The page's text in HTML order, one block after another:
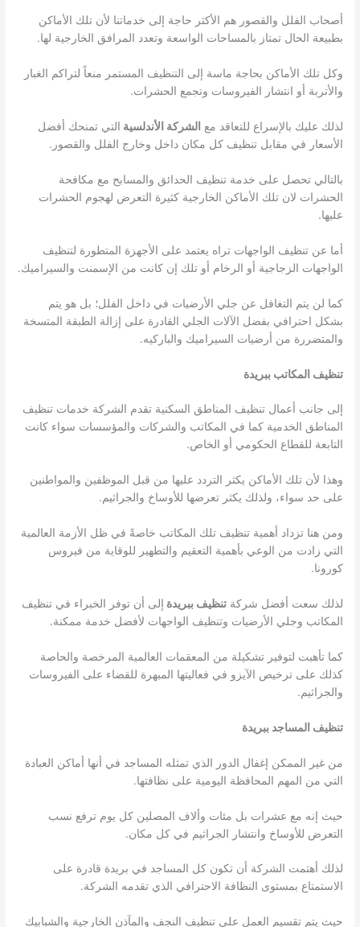
أصحاب الفلل والقصور هم الأكثر حاجة إلى خدماتنا لأن تلك الأماكن
بطبيعة الحال تمتاز بالمساحات الواسعة وتعدد المرافق الخارجية لها.
وكل تلك الأماكن بحاجة ماسة إلى التنظيف المستمر منعاً لتراكم الغبار
والأتربة أو انتشار الفيروسات وتجمع الحشرات.
لذلك عليك بالإسراع للتعاقد مع الشركة الأندلسية التي تمنحك أفضل
الأسعار في مقابل تنظيف كل مكان داخل وخارج الفلل والقصور.
بالتالي تحصل على خدمة تنظيف الحدائق والمسابح مع مكافحة
الحشرات لان تلك الأماكن الخارجية كثيرة التعرض لهجوم الحشرات
عليها.
أما عن تنظيف الواجهات تراه يعتمد على الأجهزة المتطورة لتنظيف
الواجهات الزجاجية أو الرخام أو تلك إن كانت من الإسمنت والسيراميك.
كما لن يتم التغافل عن جلي الأرضيات في داخل الفلل؛ بل هو يتم
بشكل احترافي بفضل الآلات الجلي القادرة على إزالة الطبقة المتسخة
والمتضررة من أرضيات السيراميك والباركيه.
تنظيف المكاتب ببريدة
إلى جانب أعمال تنظيف المناطق السكنية تقدم الشركة خدمات تنظيف
المناطق الخدمية كما في المكاتب والشركات والمؤسسات سواء كانت
التابعة للقطاع الحكومي أو الخاص.
وهذا لأن تلك الأماكن يكثر التردد عليها من قبل الموظفين والمواطنين
على حد سواء، ولذلك يكثر تعرضها للأوساخ والجراثيم.
ومن هنا تزداد أهمية تنظيف تلك المكاتب خاصةً في ظل الأزمة العالمية
التي زادت من الوعي بأهمية التعقيم والتطهير للوقاية من فيروس
كورونا.
لذلك سعت أفضل شركةتنظيف ببريدة إلى أن توفر الخبراء في تنظيف
المكاتب وجلي الأرضيات وتنظيف الواجهات لأفضل خدمة ممكنة.
كما تأهبت لتوفير تشكيلة من المعقمات العالمية المرخصة والحاصة
كذلك على ترخيص الآيزو في فعاليتها المبهرة للقضاء على الفيروسات
والجراثيم.
تنظيف المساجد ببريدة
من غير الممكن إغفال الدور الذي تمثله المساجد في أنها أماكن العبادة
التي من المهم المحافظة اليومية على نظافتها.
حيث إنه مع عشرات بل مئات وألاف المصلين كل يوم ترفع نسب
التعرض للأوساخ وانتشار الجراثيم في كل مكان.
لذلك أهتمت الشركة أن تكون كل المساجد في بريدة قادرة على
الاستمتاع بمستوى النظافة الاحترافي الذي تقدمه الشركة.
حيث يتم تقسيم العمل على تنظيف النجف والمآذن الخارجية والشبابيك